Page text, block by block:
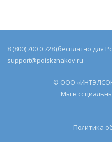
8 (800) 700 0 728 (бесплатно для
support@poiskznakov.ru
© ООО
Мы в
Политика